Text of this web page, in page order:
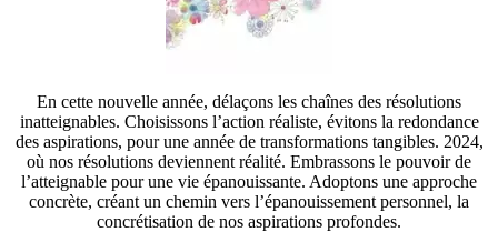
En cette nouvelle année, délaçons les chaînes des résolutions
inatteignables. Choisissons l’action réaliste, évitons la redondance
des aspirations, pour une année de transformations tangibles. 2024,
où nos résolutions deviennent réalité. Embrassons le pouvoir de
l’atteignable pour une vie épanouissante. Adoptons une approche
concrète, créant un chemin vers l’épanouissement personnel, la
concrétisation de nos aspirations profondes.